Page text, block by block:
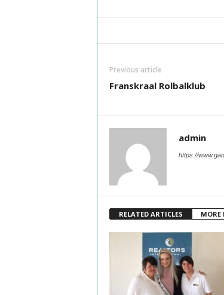
Previous article
Franskraal Rolbalklub
admin
https://
RELATED ARTICLES MORE